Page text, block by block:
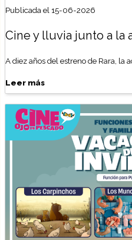
Publicada el 15-06-2026
Cine y lluvia junto a la
A diez años del estreno de Rara, la
Leer más